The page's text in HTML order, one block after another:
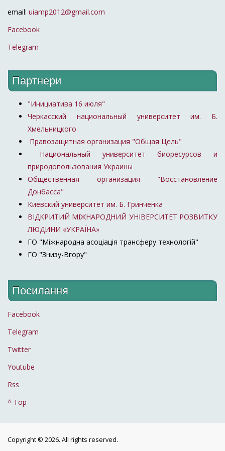
email: uiamp2012@gmail.com
Facebook
Telegram
Партнери
"Инициатива 16 июля"
Черкасский национальный университет им. Б.
Хмельницкого
Правозащитная организация "Общая Цель"
Национальный университет биоресурсов и
природопользования Украины
Общественная организация "Восстановление
Донбасса"
Киевский университет им. Б. Гринченка
ВІДКРИТИЙ МІЖНАРОДНИЙ УНІВЕРСИТЕТ РОЗВИТКУ
ЛЮДИНИ «УКРАЇНА»
ГО "Міжнародна асоціація трансферу технологій"
ГО "Знизу-Вгору"
Посилання
Facebook
Telegram
Twitter
Youtube
Rss
^ Top
Copyright © 2026. All rights reserved.